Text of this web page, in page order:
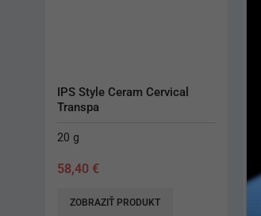
IPS Style Ceram Opal Effect
20 g
58,40 €
ZOBRAZIŤ PRODUKT